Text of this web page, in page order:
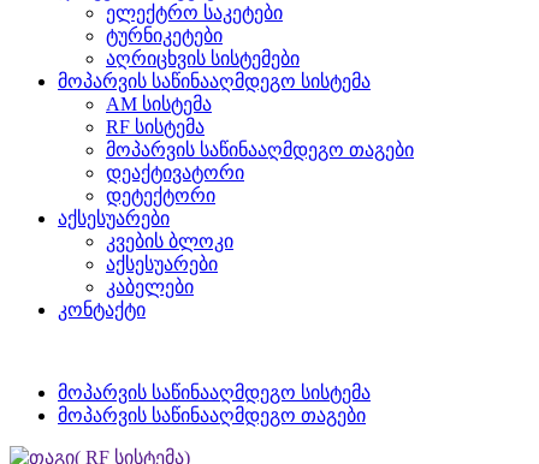
ელექტრო საკეტები
ტურნიკეტები
აღრიცხვის სისტემები
მოპარვის საწინააღმდეგო სისტემა
AM სისტემა
RF სისტემა
მოპარვის საწინააღმდეგო თაგები
დეაქტივატორი
დეტექტორი
აქსესუარები
კვების ბლოკი
აქსესუარები
კაბელები
კონტაქტი
მოპარვის საწინააღმდეგო სისტემა
მოპარვის საწინააღმდეგო თაგები